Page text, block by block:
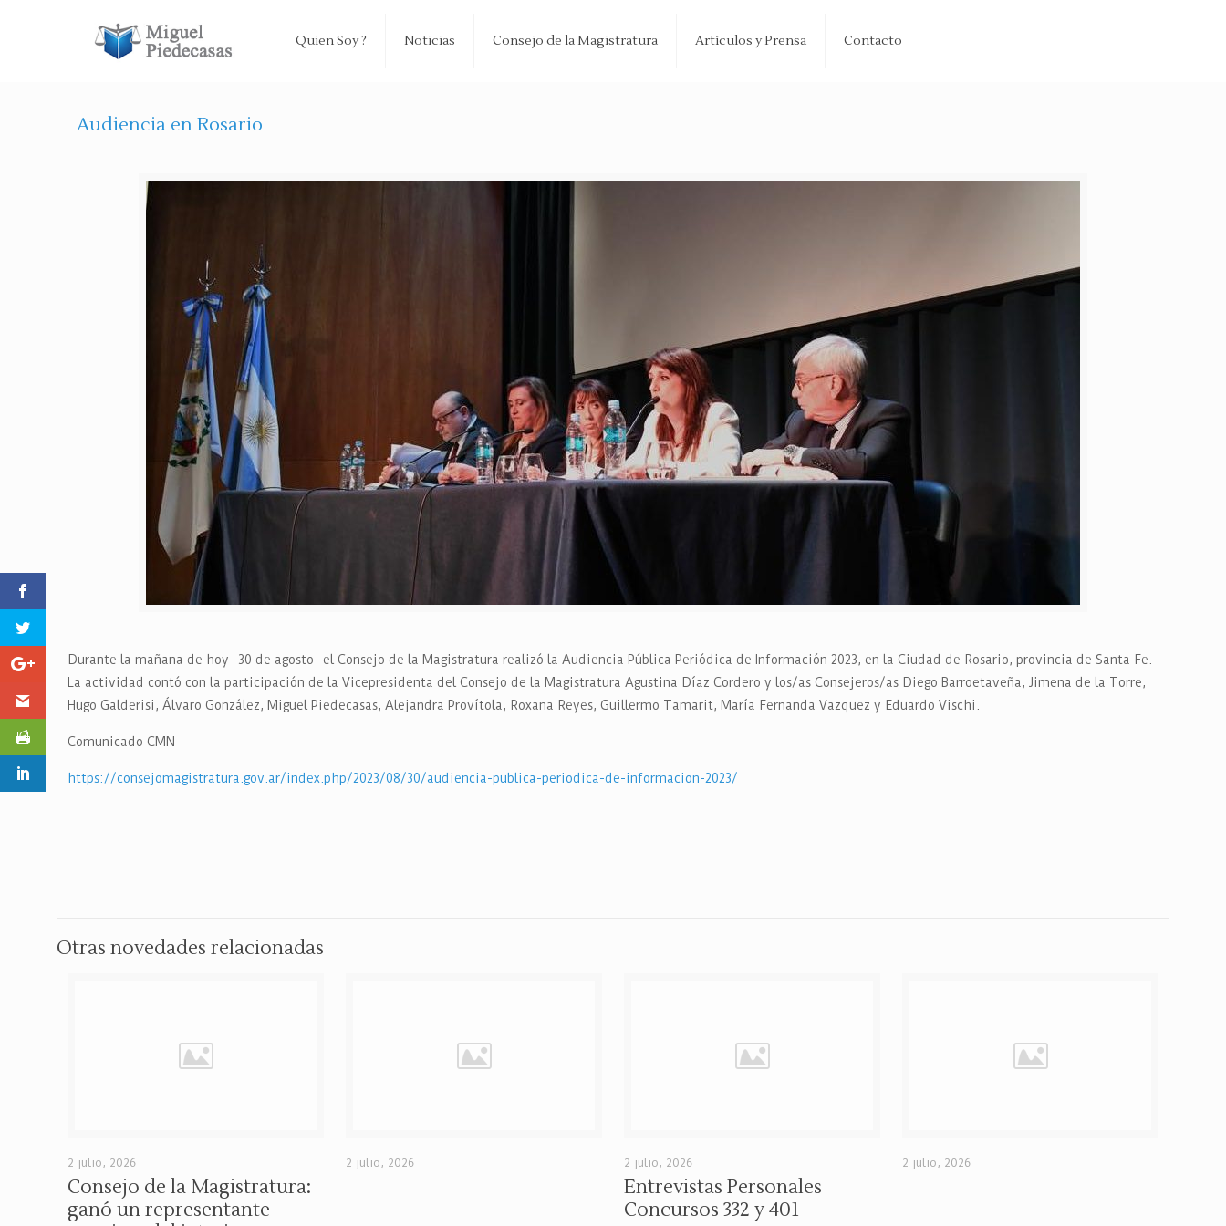
Quien Soy ? Noticias Consejo de la Magistratura Artículos y Prensa Contacto
Audiencia en Rosario
Durante la mañana de hoy -30 de agosto- el Consejo de la Magistratura realizó la Audiencia Pública Periódica de Información 2023, en la Ciudad de Rosario, provincia de Santa Fe.
La actividad contó con la participación de la Vicepresidenta del Consejo de la Magistratura Agustina Díaz Cordero y los/as Consejeros/as Diego Barroetaveña, Jimena de la Torre,
Hugo Galderisi, Álvaro González, Miguel Piedecasas, Alejandra Provítola, Roxana Reyes, Guillermo Tamarit, María Fernanda Vazquez y Eduardo Vischi.
Comunicado CMN
https://consejomagistratura.gov.ar/index.php/2023/08/30/audiencia-publica-periodica-de-informacion-2023/
Otras novedades relacionadas
2 julio, 2026
Consejo de la Magistratura:
ganó un representante
2 julio, 2026 2 julio, 2026
Entrevistas Personales
Concursos 332 y 401
2 julio, 2026